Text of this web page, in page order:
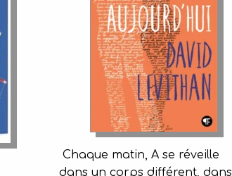
Chaque matin, A se réveille
dans un corps différent, dans